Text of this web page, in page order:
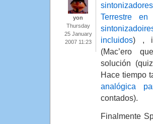
yon
Thursday
25 January
2007 11:23
Terrestre en
incluidos) ,
(Mac’ero
solución
Hace tiempo
analógica
contados).
Finalmente